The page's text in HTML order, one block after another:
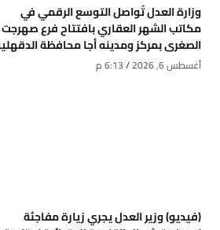
وزارة العدل تُواصل التوسع الرقمي في
مكاتب الشهر العقاري بافتتاح فرع صهرجت
الصغرى بمركز ومدينه أجا محافظة
أغسطس 6, 2026
(فيديو) وزير العدل يجري زيارة مفاجئة